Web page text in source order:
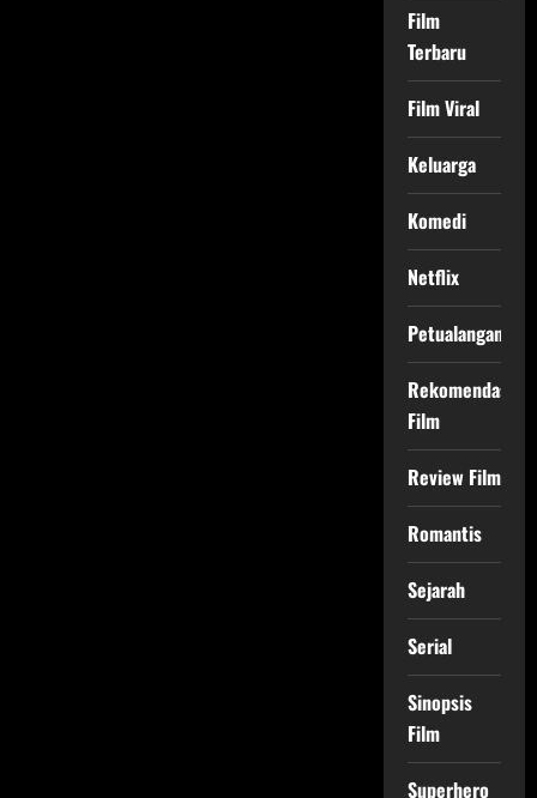
Film
Terbaru
Film Viral
Keluarga
Komedi
Netflix
Petualangan
Rekomendasi
Film
Review Film
Romantis
Sejarah
Serial
Sinopsis
Film
Superhero